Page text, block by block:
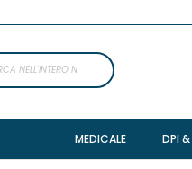
SEARCH
MEDICALE DPI